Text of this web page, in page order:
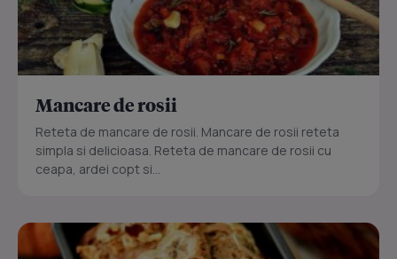
Mancare de rosii
Reteta de mancare de rosii. Mancare de rosii reteta
simpla si delicioasa. Reteta de mancare de rosii cu
ceapa, ardei copt si...